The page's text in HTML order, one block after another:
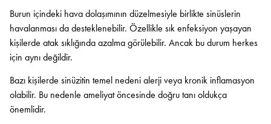
Burun içindeki hava dolaşımının düzelmesiyle birlikte sinüslerin
havalanması da desteklenebilir. Özellikle sık enfeksiyon yaşayan
kişilerde atak sıklığında azalma görülebilir. Ancak bu durum herkes
için aynı değildir.
Bazı kişilerde sinüzitin temel nedeni alerji veya kronik inflamasyon
olabilir. Bu nedenle ameliyat öncesinde doğru tanı oldukça
önemlidir.